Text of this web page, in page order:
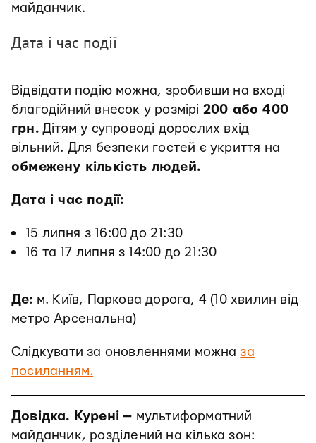
майданчик.
Дата і час події
Відвідати подію можна, зробивши на вході
благодійний внесок у розмірі 200 або 400
грн.Дітям у супроводі дорослих вхід
вільний. Для безпеки гостей є укриття на
обмежену кількість людей.
Дата і час події:
15 липня з 16:00 до 21:30
16 та 17 липня з 14:00 до 21:30
Де: м. Київ, Паркова дорога, 4 (10 хвилин від
метро Арсенальна)
Слідкувати за оновленнями можна за
посиланням.
Довідка. Курені — мультиформатний
майданчик, розділений на кілька зон: